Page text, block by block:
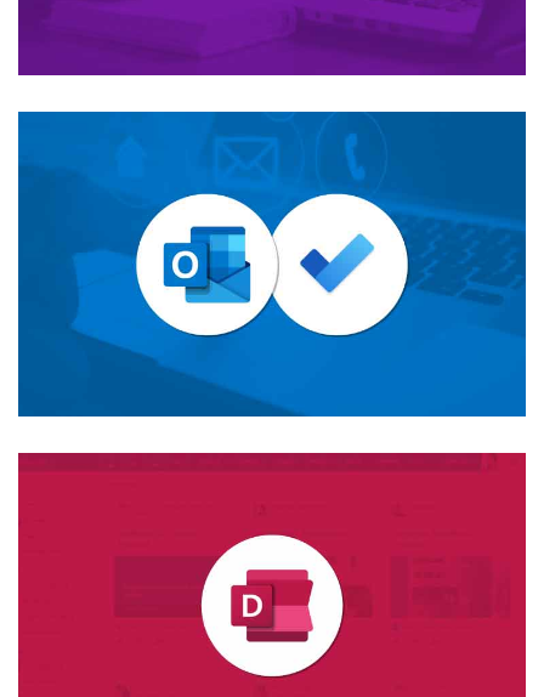
Outlook
Lleva un seguimiento sencillo de tus emails y gestiona
calendarios de tus colaboradores.
Ubica de manera instantánea los archivos que compartes
con tus colaboradores.